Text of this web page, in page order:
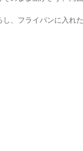
、フライパンに入れ